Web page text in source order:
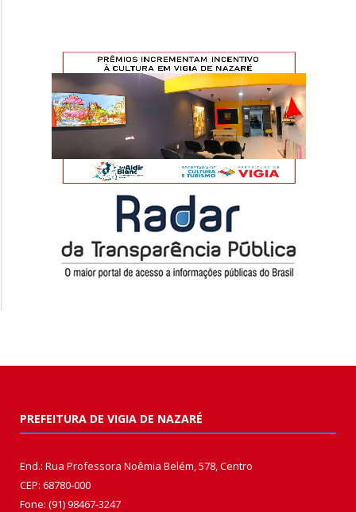
PREFEITURA DE VIGIA DE NAZARÉ
End.: Rua Professora Noêmia Belém, 578, Centro
CEP: 68780-000
Fone: (91) 98467-3247